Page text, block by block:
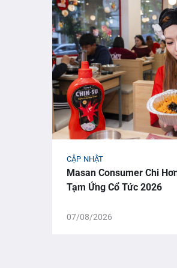
CẬP NHẬT
Masan Consumer Chi
Tạm Ứng Cổ Tức 2026
07/08/2026